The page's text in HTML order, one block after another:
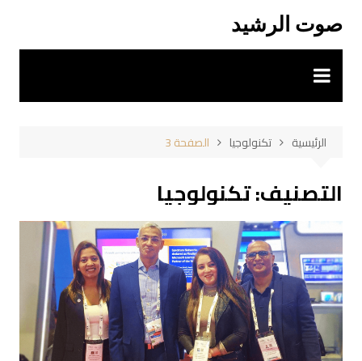
المحتوى
صوت الرشيد
الرئيسية تكنولوجيا الصفحة 3
التصنيف:تكنولوجيا